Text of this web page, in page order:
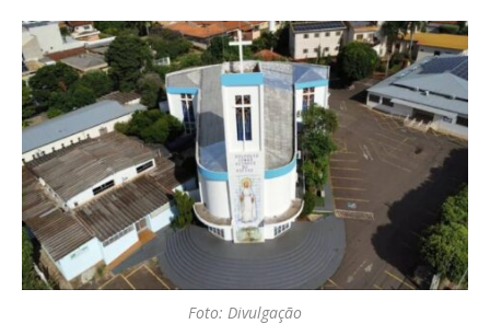
Foto: Divulgação